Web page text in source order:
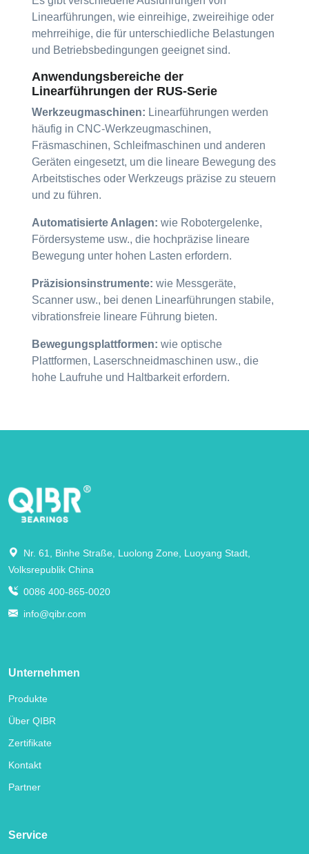
Linearführungen, wie einreihige, zweireihige oder
mehrreihige, die für unterschiedliche Belastungen
und Betriebsbedingungen geeignet sind.
Anwendungsbereiche der
Linearführungen der RUS-Serie
Werkzeugmaschinen: Linearführungen werden
häufig in CNC-Werkzeugmaschinen,
Fräsmaschinen, Schleifmaschinen und anderen
Geräten eingesetzt, um die lineare Bewegung des
Arbeitstisches oder Werkzeugs präzise zu steuern
und zu führen.
Automatisierte Anlagen: wie Robotergelenke,
Fördersysteme usw., die hochpräzise lineare
Bewegung unter hohen Lasten erfordern.
Präzisionsinstrumente: wie Messgeräte,
Scanner usw., bei denen Linearführungen stabile,
vibrationsfreie lineare Führung bieten.
Bewegungsplattformen: wie optische
Plattformen, Laserschneidmaschinen usw., die
hohe Laufruhe und Haltbarkeit erfordern.
Nr. 61, Binhe Straße, Luolong Zone, Luoyang Stadt,
Volksrepublik China
0086 400-865-0020
info@qibr.com
Unternehmen
Produkte
Über QIBR
Zertifikate
Kontakt
Partner
Service